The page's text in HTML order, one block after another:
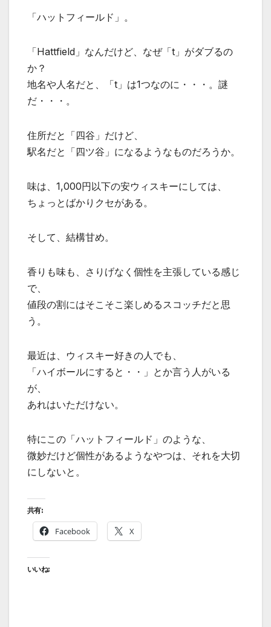
「ハットフィールド」。
「Hattfield」なんだけど、なぜ「t」がダブるの
か？
地名や人名だと、「t」は1つなのに・・・。謎
だ・・・。
住所だと「四谷」だけど、
駅名だと「四ツ谷」になるようなものだろうか。
味は、1,000円以下の安ウィスキーにしては、
ちょっとばかりクセがある。
そして、結構甘め。
香りも味も、さりげなく個性を主張している感じ
で、
値段の割にはそこそこ楽しめるスコッチだと思
う。
最近は、ウィスキー好きの人でも、
「ハイボールにすると・・」とか言う人がいる
が、
あれはいただけない。
特にこの「ハットフィールド」のような、
微妙だけど個性があるようなやつは、それを大切
にしないと。
共有:
Facebook X
いいね: